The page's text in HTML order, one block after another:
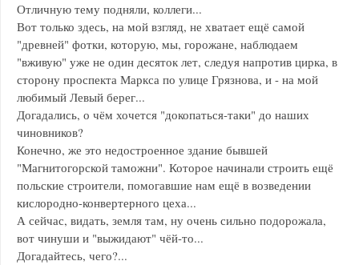
Отличную тему подняли, коллеги...
Вот только здесь, на мой взгляд, не хватает ещё самой
"древней" фотки, которую, мы, горожане, наблюдаем
"вживую" уже не один десяток лет, следуя напротив цирка, в
сторону проспекта Маркса по улице Грязнова, и - на мой
любимый Левый берег...
Догадались, о чём хочется "докопаться-таки" до наших
чиновников?
Конечно, же это недостроенное здание бывшей
"Магнитогорской таможни". Которое начинали строить ещё
польские строители, помогавшие нам ещё в возведении
кислородно-конвертерного цеха...
А сейчас, видать, земля там, ну очень сильно подорожала,
вот чинуши и "выжидают" чёй-то...
Догадайтесь, чего?...